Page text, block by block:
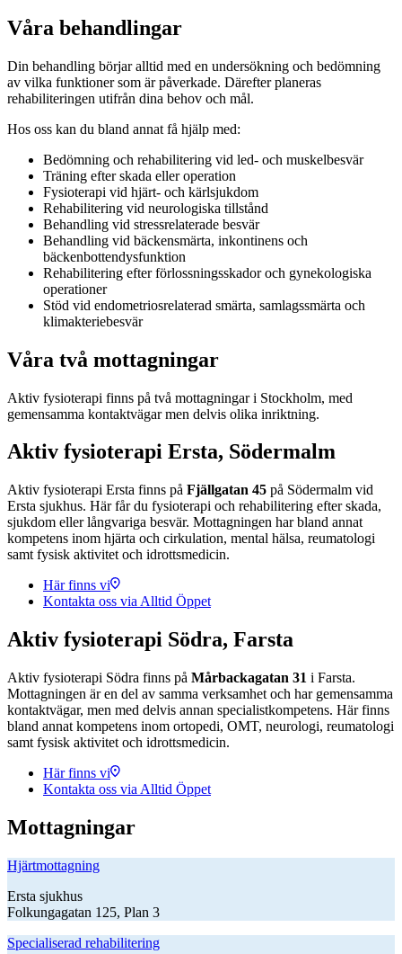
Våra behandlingar
Din behandling börjar alltid med en undersökning och bedömning
av vilka funktioner som är påverkade. Därefter planeras
rehabiliteringen utifrån dina behov och mål.
Hos oss kan du bland annat få hjälp med:
Bedömning och rehabilitering vid led- och muskelbesvär
Träning efter skada eller operation
Fysioterapi vid hjärt- och kärlsjukdom
Rehabilitering vid neurologiska tillstånd
Behandling vid stressrelaterade besvär
Behandling vid bäckensmärta, inkontinens och
bäckenbottendysfunktion
Rehabilitering efter förlossningsskador och gynekologiska
operationer
Stöd vid endometriosrelaterad smärta, samlagssmärta och
klimakteriebesvär
Våra två mottagningar
Aktiv fysioterapi finns på två mottagningar i Stockholm, med
gemensamma kontaktvägar men delvis olika inriktning.
Aktiv fysioterapi Ersta, Södermalm
Aktiv fysioterapi Ersta finns på Fjällgatan 45 på Södermalm vid
Ersta sjukhus. Här får du fysioterapi och rehabilitering efter skada,
sjukdom eller långvariga besvär. Mottagningen har bland annat
kompetens inom hjärta och cirkulation, mental hälsa, reumatologi
samt fysisk aktivitet och idrottsmedicin.
Här finns vi
Kontakta oss via Alltid Öppet
Aktiv fysioterapi Södra, Farsta
Aktiv fysioterapi Södra finns på Mårbackagatan 31 i Farsta.
Mottagningen är en del av samma verksamhet och har gemensamma
kontaktvägar, men med delvis annan specialistkompetens. Här finns
bland annat kompetens inom ortopedi, OMT, neurologi, reumatologi
samt fysisk aktivitet och idrottsmedicin.
Här finns vi
Kontakta oss via Alltid Öppet
Mottagningar
Hjärtmottagning
Ersta sjukhus
Folkungagatan 125, Plan 3
Specialiserad rehabilitering